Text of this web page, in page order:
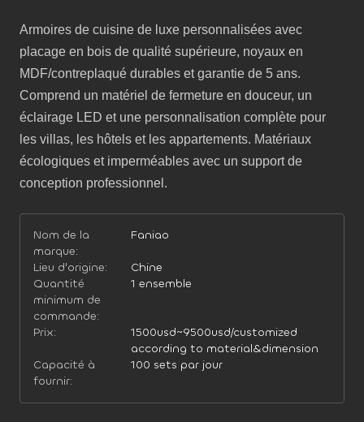
Armoires de cuisine de luxe personnalisées avec
placage en bois de qualité supérieure, noyaux en
MDF/contreplaqué durables et garantie de 5 ans.
Comprend un matériel de fermeture en douceur, un
éclairage LED et une personnalisation complète pour
les villas, les hôtels et les appartements. Matériaux
écologiques et imperméables avec un support de
conception professionnel.
Nom de la
marque:
Faniao
Lieu d'origine:
Chine
Quantité
minimum de
commande:
1 ensemble
Prix:
1500usd~9500usd/customized
according to material&dimension
Capacité à
fournir:
100 sets par jour